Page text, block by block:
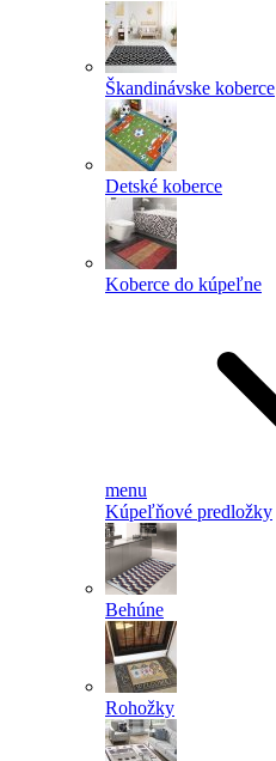
Škandinávske koberce
Detské koberce
Koberce do kúpeľne
menu
Kúpeľňové predložky
Behúne
Rohožky